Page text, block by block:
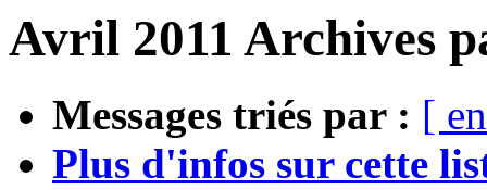
Avril 2011 Archives
Messages triés par : [
Plus d'infos sur cette